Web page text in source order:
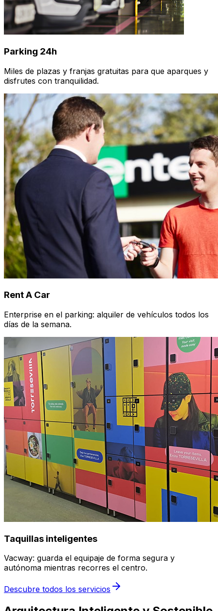
Parking 24h
Miles de plazas y franjas gratuitas para que aparques y
disfrutes con tranquilidad.
Rent A Car
Enterprise en el parking: alquiler de vehículos todos los
días de la semana.
Taquillas inteligentes
Vacway: guarda el equipaje de forma segura y
autónoma mientras recorres el centro.
Descubre todos los servicios